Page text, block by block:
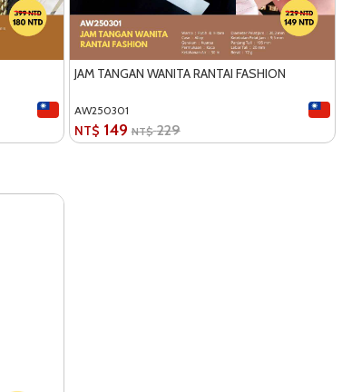
JAM TANGAN WANITA RANTAI FASHION
AW250301
NT$ 149 NT$ 229